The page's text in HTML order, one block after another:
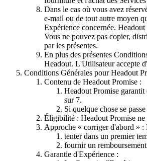
Dans le cas où vous avez
e-mail ou de tout autre moyen
Expérience concernée.
Vous ne pouvez pas copier,
par les présentes.
En plus des présentes
Headout. L'Utilisateur accepte
Conditions Générales pour Headout
Contenu de Headout Promise :
Headout Promise
sur 7.
Si quelque chose se
Éligibilité : Headout Promise ne
Approche « corriger d'abord » :
tenter dans un premier
fournir un
Garantie d'Expérience :